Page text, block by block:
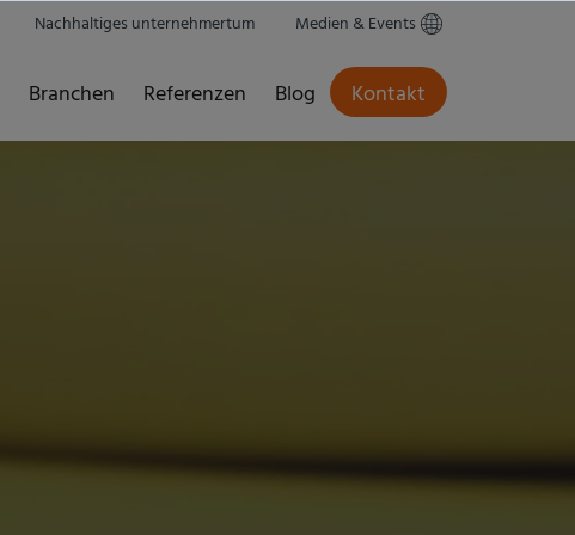
Nachhaltiges unternehmertum Medien & Events
Branchen Referenzen Blog Kontakt